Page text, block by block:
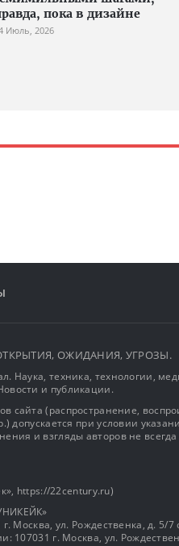
пока в дизайне
Июль, 2026
ОЖИДАНИЯ, УГРОЗЫ.
Наука, техника, технологии,
и публикации.
сайта (распространение,
допускается при условии
и взгляды авторов не
https://22century.ru)
Москва, ул. Рождественка, д. 5/7
107031 г. Москва, ул.